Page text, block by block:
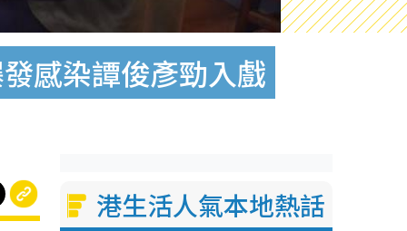
感染譚俊彥勁入戲
港生活人氣本地熱話